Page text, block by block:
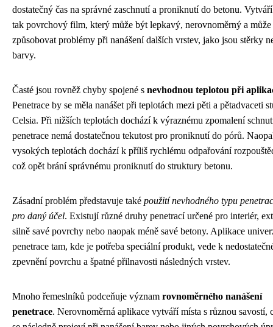
dostatečný čas na správné zaschnutí a proniknutí do betonu.
tak povrchový film, který může být lepkavý, nerovnoměrný a může
způsobovat problémy při nanášení dalších vrstev, jako jsou stěrky
barvy.
Časté jsou rovněž chyby spojené s nevhodnou teplotou při
Penetrace by se měla nanášet při teplotách mezi pěti a pětadvaceti
Celsia. Při nižších teplotách dochází k výraznému zpomalení
penetrace nemá dostatečnou tekutost pro proniknutí do pórů.
vysokých teplotách dochází k příliš rychlému odpařování
což opět brání správnému proniknutí do struktury betonu.
Zásadní problém představuje také použití nevhodného typu
pro daný účel. Existují různé druhy penetrací určené pro interiér,
silně savé povrchy nebo naopak méně savé betony. Aplikace
penetrace tam, kde je potřeba speciální produkt, vede k
zpevnění povrchu a špatné přilnavosti následných vrstev.
Mnoho řemeslníků podceňuje význam rovnoměrného nanášení
penetrace. Nerovnoměrná aplikace vytváří místa s různou savostí,